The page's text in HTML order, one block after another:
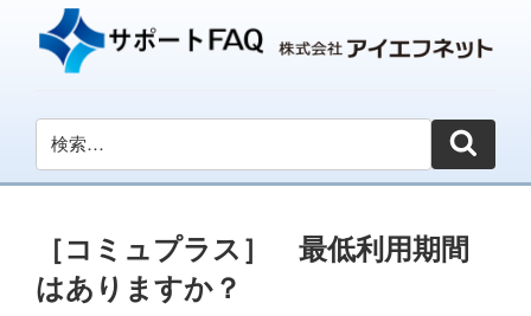
［コミュプラス］ 最低利用期間
はありますか？